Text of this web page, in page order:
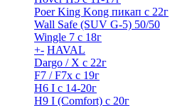
Poer King Kong пикап с 22г
Wall Safe (SUV G-5) 50/50
Wingle 7 с 18г
+- HAVAL
Dargo / Х с 22г
F7 / F7x с 19г
H6 I с 14-20г
H9 I (Comfort) с 20г